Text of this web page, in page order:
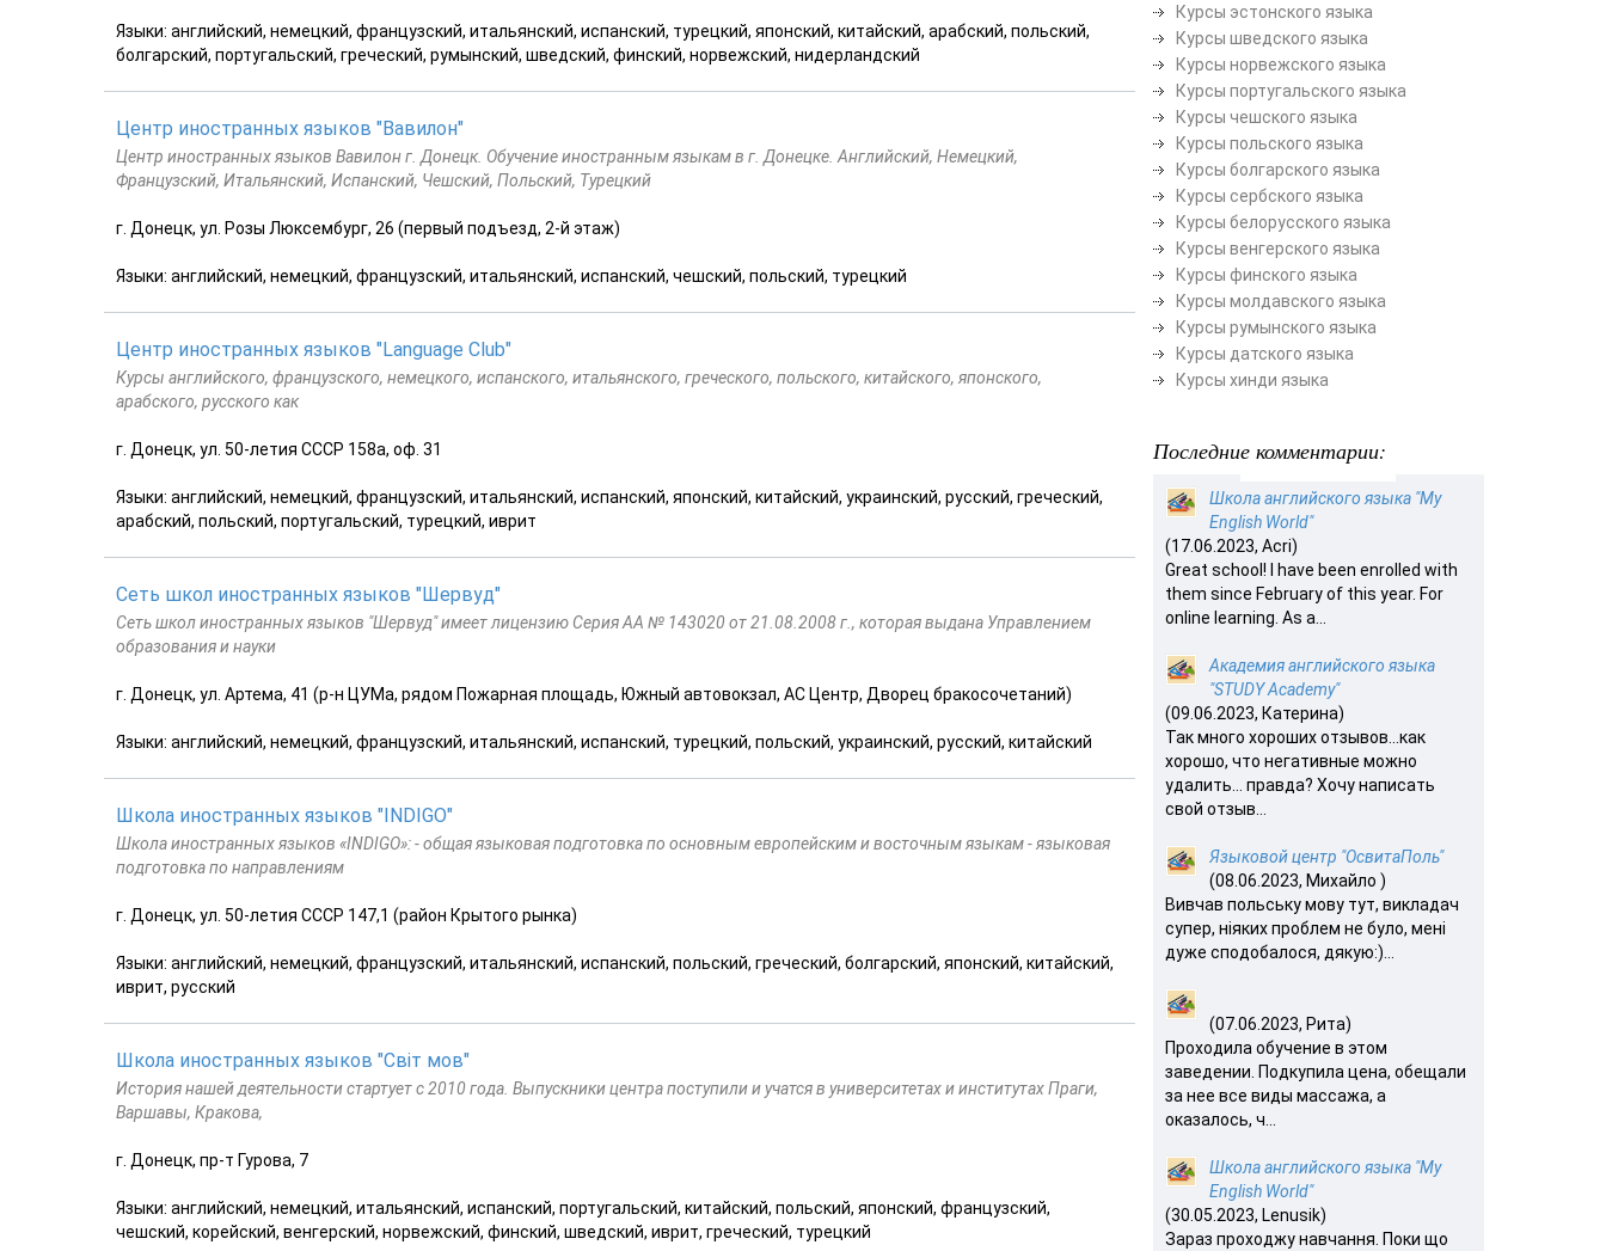
Языки: английский, немецкий, французский, итальянский, испанский, турецкий, японский, китайский, арабский, польский,
болгарский, португальский, греческий, румынский, шведский, финский, норвежский, нидерландский
Центр иностранных языков "Вавилон"
Центр иностранных языков Вавилон г. Донецк. Обучение иностранным языкам в г. Донецке. Английский, Немецкий,
Французский, Итальянский, Испанский, Чешский, Польский, Турецкий
г. Донецк, ул. Розы Люксембург, 26 (первый подъезд, 2-й этаж)
Языки: английский, немецкий, французский, итальянский, испанский, чешский, польский, турецкий
Центр иностранных языков "Language Club"
Курсы английского, французского, немецкого, испанского, итальянского, греческого, польского, китайского, японского,
арабского, русского как
г. Донецк, ул. 50-летия СССР 158а, оф. 31
Языки: английский, немецкий, французский, итальянский, испанский, японский, китайский, украинский, русский, греческий,
арабский, польский, португальский, турецкий, иврит
Сеть школ иностранных языков "Шервуд"
Сеть школ иностранных языков "Шервуд" имеет лицензию Серия АА № 143020 от 21.08.2008 г., которая выдана Управлением
образования и науки
г. Донецк, ул. Артема, 41 (р-н ЦУМа, рядом Пожарная площадь, Южный автовокзал, АС Центр, Дворец бракосочетаний)
Языки: английский, немецкий, французский, итальянский, испанский, турецкий, польский, украинский, русский, китайский
Школа иностранных языков "INDIGO"
Школа иностранных языков «INDIGO»: - общая языковая подготовка по основным европейским и восточным языкам - языковая
подготовка по направлениям
г. Донецк, ул. 50-летия СССР 147,1 (район Крытого рынка)
Языки: английский, немецкий, французский, итальянский, испанский, польский, греческий, болгарский, японский, китайский,
иврит, русский
Школа иностранных языков "Світ мов"
История нашей деятельности стартует с 2010 года. Выпускники центра поступили и учатся в университетах и институтах Праги,
Варшавы, Кракова,
г. Донецк, пр-т Гурова, 7
Языки: английский, немецкий, итальянский, испанский, португальский, китайский, польский, японский, французский,
чешский, корейский, венгерский, норвежский, финский, шведский, иврит, греческий, турецкий
Курсы эстонского языка
Курсы шведского языка
Курсы норвежского языка
Курсы португальского языка
Курсы чешского языка
Курсы польского языка
Курсы болгарского языка
Курсы сербского языка
Курсы белорусского языка
Курсы венгерского языка
Курсы финского языка
Курсы молдавского языка
Курсы румынского языка
Курсы датского языка
Курсы хинди языка
Последние комментарии:
Школа английского языка "My
English World"
(17.06.2023, Acri)
Great school! I have been enrolled with
them since February of this year. For
online learning. As a...
Академия английского языка
"STUDY Academy"
(09.06.2023, Катерина)
Так много хороших отзывов…как
хорошо, что негативные можно
удалить… правда? Хочу написать
свой отзыв...
Языковой центр "ОсвитаПоль"
(08.06.2023, Михайло )
Вивчав польську мову тут, викладач
супер, ніяких проблем не було, мені
дуже сподобалося, дякую:)...
(07.06.2023, Рита)
Проходила обучение в этом
заведении. Подкупила цена, обещали
за нее все виды массажа, а
оказалось, ч...
Школа английского языка "My
English World"
(30.05.2023, Lenusik)
Зараз проходжу навчання. Поки що